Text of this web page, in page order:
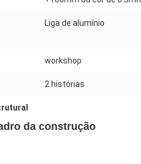
Liga de alumínio
workshop
2 histórias
da construção